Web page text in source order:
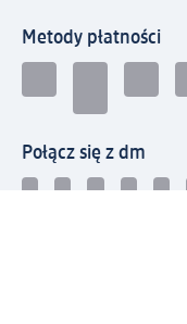
Metody płatności
Połącz się z dm